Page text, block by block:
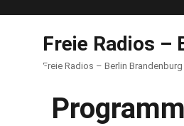
Freie Radios –
Freie Radios – Berlin Brandenburg
Programm